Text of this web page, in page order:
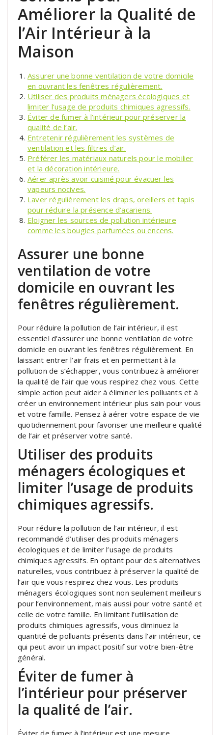
Améliorer la Qualité de
l’Air Intérieur à la
Maison
Assurer une bonne ventilation de votre domicile
en ouvrant les fenêtres régulièrement.
Utiliser des produits ménagers écologiques et
limiter l’usage de produits chimiques agressifs.
Éviter de fumer à l’intérieur pour préserver la
qualité de l’air.
Entretenir régulièrement les systèmes de
ventilation et les filtres d’air.
Préférer les matériaux naturels pour le mobilier
et la décoration intérieure.
Aérer après avoir cuisiné pour évacuer les
vapeurs nocives.
Laver régulièrement les draps, oreillers et tapis
pour réduire la présence d’acariens.
Eloigner les sources de pollution intérieure
comme les bougies parfumées ou encens.
Assurer une bonne
ventilation de votre
domicile en ouvrant les
fenêtres régulièrement.
Pour réduire la pollution de l’air intérieur, il est
essentiel d’assurer une bonne ventilation de votre
domicile en ouvrant les fenêtres régulièrement. En
laissant entrer l’air frais et en permettant à la
pollution de s’échapper, vous contribuez à améliorer
la qualité de l’air que vous respirez chez vous. Cette
simple action peut aider à éliminer les polluants et à
créer un environnement intérieur plus sain pour vous
et votre famille. Pensez à aérer votre espace de vie
quotidiennement pour favoriser une meilleure qualité
de l’air et préserver votre santé.
Utiliser des produits
ménagers écologiques et
limiter l’usage de produits
chimiques agressifs.
Pour réduire la pollution de l’air intérieur, il est
recommandé d’utiliser des produits ménagers
écologiques et de limiter l’usage de produits
chimiques agressifs. En optant pour des alternatives
naturelles, vous contribuez à préserver la qualité de
l’air que vous respirez chez vous. Les produits
ménagers écologiques sont non seulement meilleurs
pour l’environnement, mais aussi pour votre santé et
celle de votre famille. En limitant l’utilisation de
produits chimiques agressifs, vous diminuez la
quantité de polluants présents dans l’air intérieur, ce
qui peut avoir un impact positif sur votre bien-être
général.
Éviter de fumer à
l’intérieur pour préserver
la qualité de l’air.
Éviter de fumer à l’intérieur est une mesure